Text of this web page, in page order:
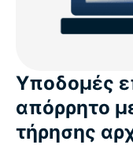
Υποδομές
απόρρητο
τήρησης